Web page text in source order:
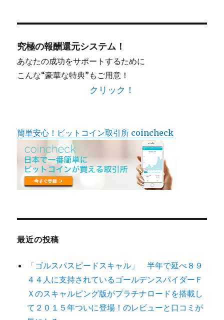
象:
究極の報酬還元システム！
あなたの成功をサポートするために
こんな“豪華な特典”もご用意！
クリック！
簡単安心！ビットコイン取引所 coincheck
最近の投稿
「ゴルスパスピードスキャル」 半年で延べ８９
４４人に支持されているゴールデンスパイダーＦ
Ｘのスキャルピング版がプラチナロードを搭載し
て２０１５年ついに登場！のレビューと口コミが